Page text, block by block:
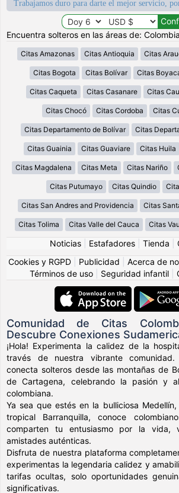
Trabajamos duro para darte el mejor servicio,
Encuentra solteros en las áreas de: Colombia
Citas Amazonas Citas Antioquia Citas
Citas Bogota Citas Bolívar Citas
Citas Caqueta Citas Casanare Citas
Citas Chocó Citas Cordoba Citas
Citas Departamento de Bolívar Citas
Citas Guainia Citas Guaviare Citas Huila
Citas Magdalena Citas Meta Citas Nariño
Citas Putumayo Citas Quindio
Citas San Andres and Providencia Citas
Citas Tolima Citas Valle del Cauca Citas
Noticias Estafadores Tienda
Cookies y RGPD
Publicidad Acerca de
Términos de uso
Seguridad infantil
Comunidad de Citas
Descubre Conexiones
¡Hola! Experimenta la calidez de la
través de nuestra vibrante comunidad.
conecta solteros desde las montañas de
de Cartagena, celebrando la pasión y
colombiana.
Ya sea que estés en la bulliciosa
tropical Barranquilla, conoce
comparten tu entusiasmo por la vida,
amistades auténticas.
Disfruta de nuestra plataforma
experimentas la legendaria calidez y
tarifas ocultas, solo oportunidades
significativas.